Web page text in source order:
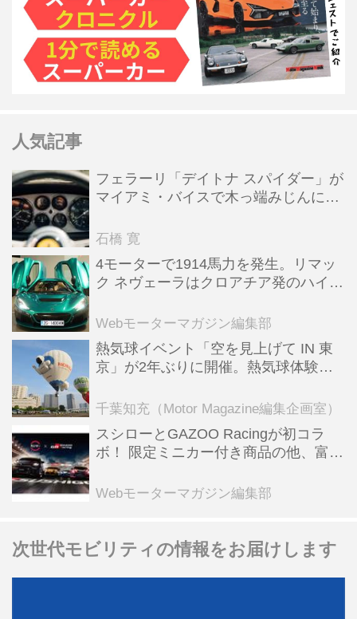
人気記事
フェラーリ「デイトナ スパイダー」が
マイアミ・バイスで木っ端みじんにな
石橋 寛
4モーターで1914馬力を発生。リマッ
ク ネヴェーラはクロアチア発のハイパ
全版／115】
Webモーターマガジン編集部
熱気球イベント「空を見上げて IN 東
京」が2年ぶりに開催。熱気球体験搭
ンテンツも
千葉知充（Motor Magazine編集企画室）
スシローとGAZOO Racingが初コラ
ボ！ 限定ミニカー付き商品の他、富士
る抽選企画などを展開
Webモーターマガジン編集部
次世代モビリティの情報をお届けします